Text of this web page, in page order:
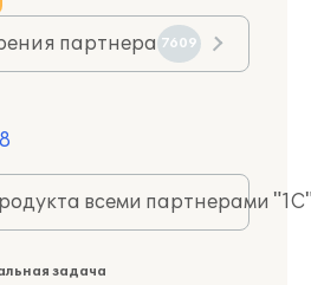
партнера 7609
всеми партнерами
задача